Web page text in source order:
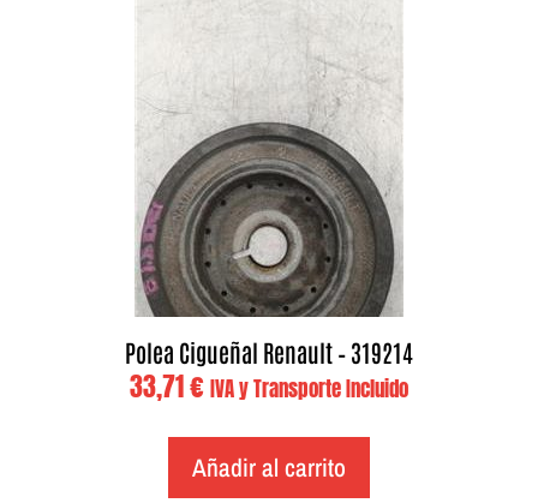
Polea Cigueñal Renault – 319214
33,71€ IVA y Transporte Incluido
Añadir al carrito